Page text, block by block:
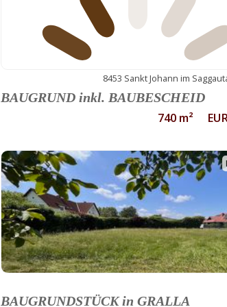
8453 Sankt Johann im
BAUGRUND inkl. BAUBESCHEID
740 m²
BAUGRUNDSTÜCK in GRALLA